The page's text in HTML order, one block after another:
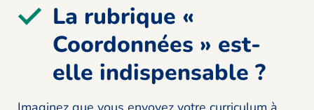
La rubrique «
Coordonnées » est-
elle indispensable ?